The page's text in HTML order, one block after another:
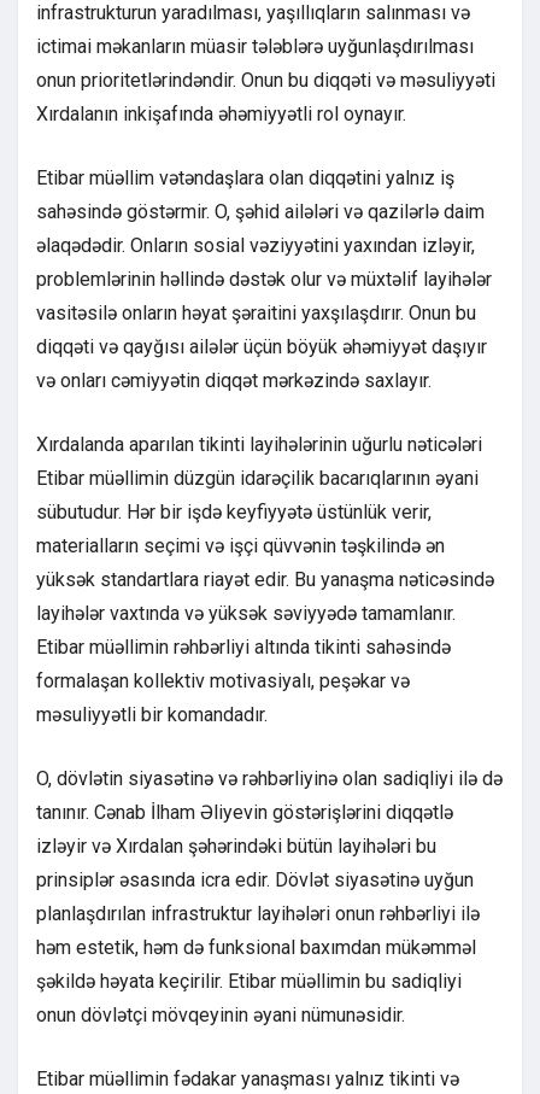
infrastrukturun yaradılması, yaşıllıqların salınması və
ictimai məkanların müasir tələblərə uyğunlaşdırılması
onun prioritetlərindəndir. Onun bu diqqəti və məsuliyyəti
Xırdalanın inkişafında əhəmiyyətli rol oynayır.
Etibar müəllim vətəndaşlara olan diqqətini yalnız iş
sahəsində göstərmir. O, şəhid ailələri və qazilərlə daim
əlaqədədir. Onların sosial vəziyyətini yaxından izləyir,
problemlərinin həllində dəstək olur və müxtəlif layihələr
vasitəsilə onların həyat şəraitini yaxşılaşdırır. Onun bu
diqqəti və qayğısı ailələr üçün böyük əhəmiyyət daşıyır
və onları cəmiyyətin diqqət mərkəzində saxlayır.
Xırdalanda aparılan tikinti layihələrinin uğurlu nəticələri
Etibar müəllimin düzgün idarəçilik bacarıqlarının əyani
sübutudur. Hər bir işdə keyfiyyətə üstünlük verir,
materialların seçimi və işçi qüvvənin təşkilində ən
yüksək standartlara riayət edir. Bu yanaşma nəticəsində
layihələr vaxtında və yüksək səviyyədə tamamlanır.
Etibar müəllimin rəhbərliyi altında tikinti sahəsində
formalaşan kollektiv motivasiyalı, peşəkar və
məsuliyyətli bir komandadır.
O, dövlətin siyasətinə və rəhbərliyinə olan sadiqliyi ilə də
tanınır. Cənab İlham Əliyevin göstərişlərini diqqətlə
izləyir və Xırdalan şəhərindəki bütün layihələri bu
prinsiplər əsasında icra edir. Dövlət siyasətinə uyğun
planlaşdırılan infrastruktur layihələri onun rəhbərliyi ilə
həm estetik, həm də funksional baxımdan mükəmməl
şəkildə həyata keçirilir. Etibar müəllimin bu sadiqliyi
onun dövlətçi mövqeyinin əyani nümunəsidir.
Etibar müəllimin fədakar yanaşması yalnız tikinti və